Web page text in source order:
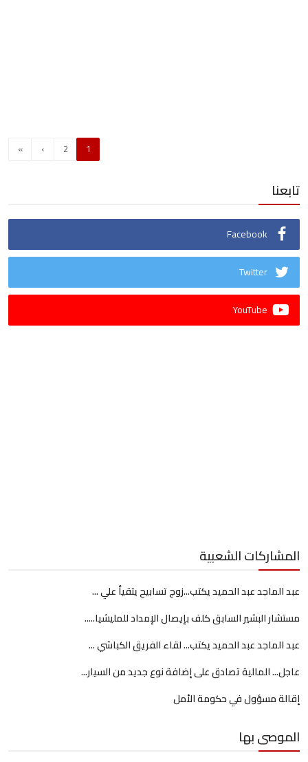
1
2
›
»
تابعنا
Facebook
Twitter
YouTube
المشاركات الشعبية
عبد الماجد عبد الحميد يكتب...زوج تسابيح يتقيأ علي ...
مستشار البشير السابق كلف بإيصال الإمداد للمليشيا.....
عبد الماجد عبد الحميد يكتب... لقاء الفريق الكباشي ...
عاجل... المالية تصادق على إضافة نوع جديد من السيار...
إقالة مسؤول في حكومة الأمل
الموصى بها